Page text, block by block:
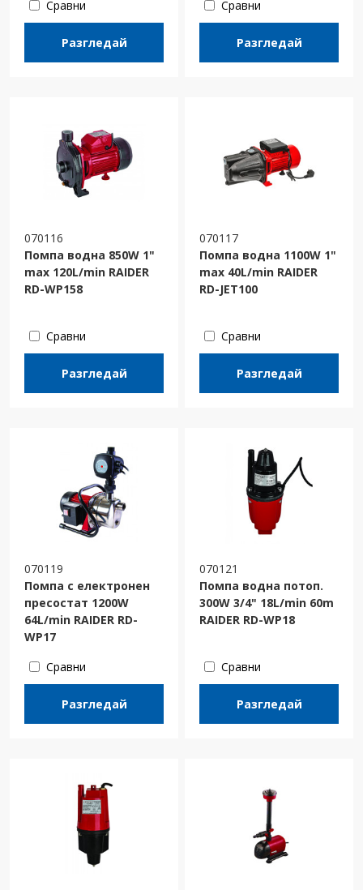
Сравни
Разгледай
Сравни
Разгледай
070116
Помпа водна 850W 1"
max 120L/min RAIDER
RD-WP158
Сравни
Разгледай
070117
Помпа водна 1100W 1"
max 40L/min RAIDER
RD-JET100
Сравни
Разгледай
070119
Помпа с електронен
пресостат 1200W
64L/min RAIDER RD-
WP17
Сравни
Разгледай
070121
Помпа водна потоп.
300W 3/4" 18L/min 60m
RAIDER RD-WP18
Сравни
Разгледай